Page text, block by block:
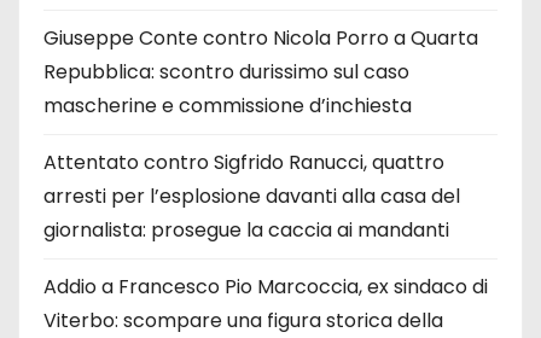
Giuseppe Conte contro Nicola Porro a Quarta
Repubblica: scontro durissimo sul caso
mascherine e commissione d’inchiesta
Attentato contro Sigfrido Ranucci, quattro
arresti per l’esplosione davanti alla casa del
giornalista: prosegue la caccia ai mandanti
Addio a Francesco Pio Marcoccia, ex sindaco di
Viterbo: scompare una figura storica della